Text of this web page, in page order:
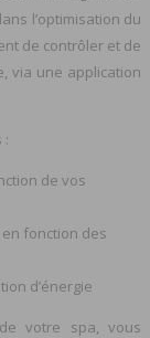
l’optimisation du
de contrôler et de
via une application
:
de vos
fonction des
d’énergie
votre spa, vous